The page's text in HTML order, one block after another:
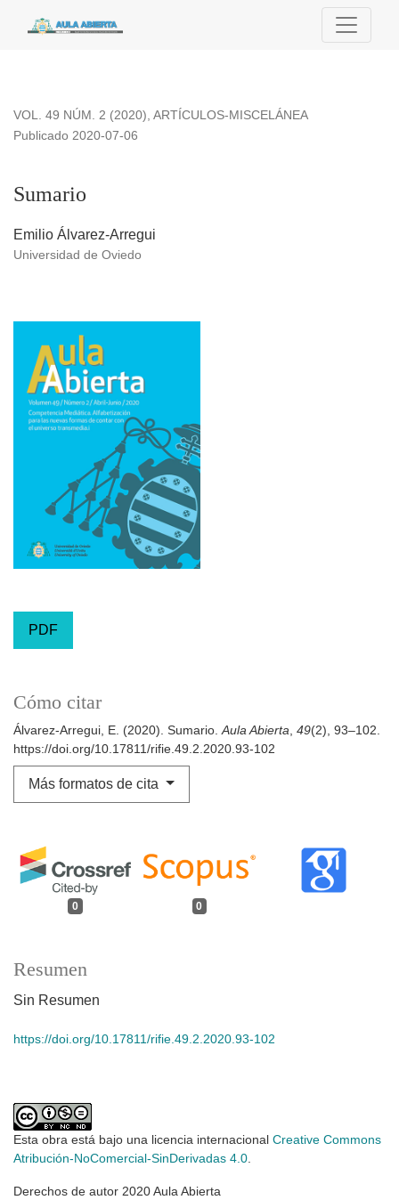
VOL. 49 NÚM. 2 (2020), ARTÍCULOS-MISCELÁNEA
Sumario
Publicado 2020-07-06
Emilio Álvarez-Arregui
Universidad de Oviedo
PDF
Cómo citar
Álvarez-Arregui, E. (2020). Sumario. Aula Abierta 49(2), 93–102.
https://doi.org/10.17811/rifie.49.2.2020.93-102
Más formatos de cita
0 0
Resumen
Sin Resumen
https://doi.org/10.17811/rifie.49.2.2020.93-102
Esta obra está bajo una licencia internacional Creative Commons
Atribución-NoComercial-SinDerivadas 4.0
Derechos de autor 2020 Aula Abierta